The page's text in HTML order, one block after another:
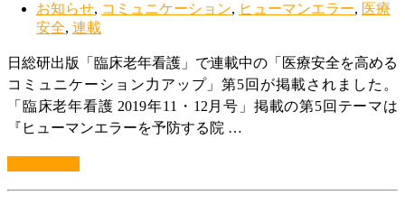
お知らせ, コミュニケーション, ヒューマンエラー, 医療
安全, 連載
日総研出版「臨床老年看護」で連載中の「医療安全を高める
コミュニケーション力アップ」第5回が掲載されました。
「臨床老年看護 2019年11・12月号」掲載の第5回テーマは
『ヒューマンエラーを予防する院 …